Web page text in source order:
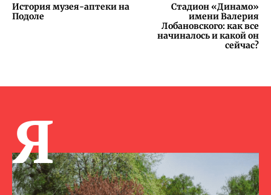
История музея-аптеки на
Подоле
Стадион «Динамо»
имени Валерия
Лобановского: как все
начиналось и какой он
сейчас?
Я